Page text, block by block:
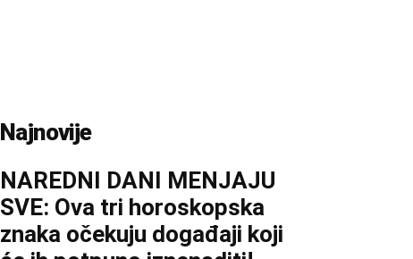
Najnovije
NAREDNI DANI MENJAJU
SVE: Ova tri horoskopska
znaka očekuju događaji koji